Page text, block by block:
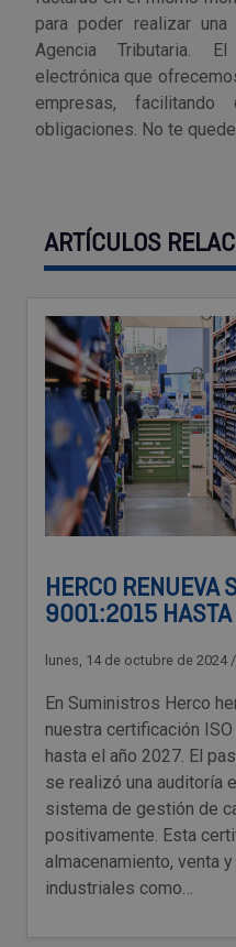
para poder realizar
Agencia Tributaria.
electrónica que
empresas,
obligaciones. No te
ARTÍCULOS
HERCO RENUEVA
9001:2015
lunes, 14 de octubre de 2024 /
En Suministros Herco
nuestra certificación
hasta el año 2027. El
se realizó una auditoría
sistema de gestión de
positivamente. Esta
almacenamiento, venta
industriales como…